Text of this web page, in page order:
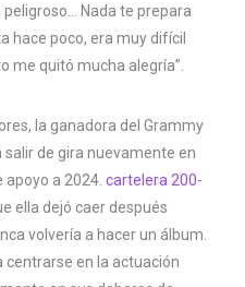
Nada te prepara
hace poco, era muy difícil
me quitó mucha alegría”.
la ganadora del Grammy
de gira nuevamente en
a 2024. cartelera 200-
ella dejó caer después
volvería a hacer un álbum.
centrarse en la actuación